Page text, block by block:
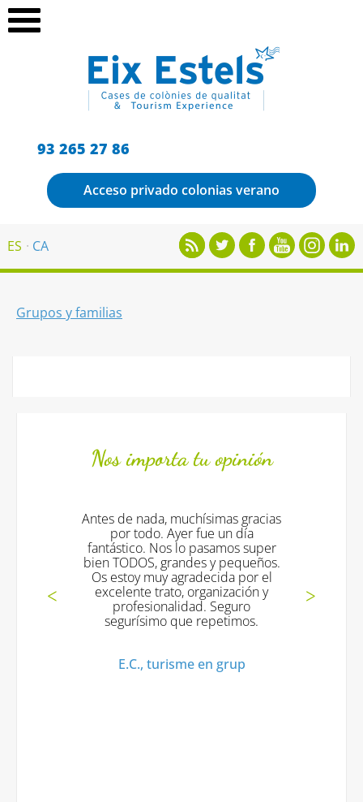
93 265 27 86
Acceso privado colonias verano
ES CA
Grupos y familias
Nos importa tu opinión
gracias
lo pasamos super
y pequeños.
agradecida por el
organización y
Seguro
Todo fantástico !!!! los
excelentes !! y
muchas gracias !!
Mª Jesus V., Turisme